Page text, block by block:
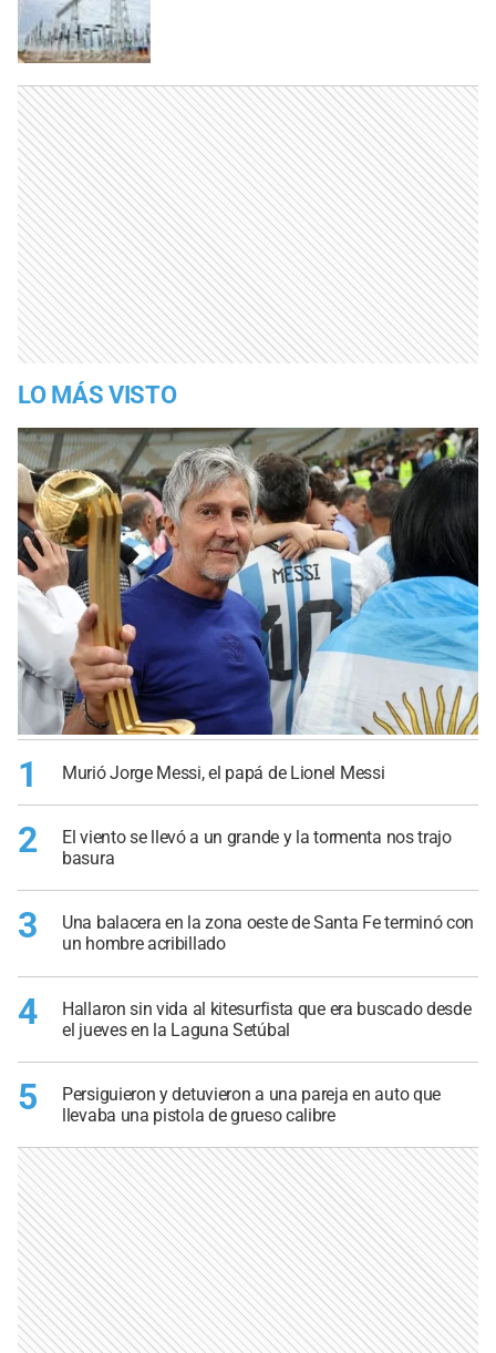
LO MÁS VISTO
1 Murió Jorge Messi, el papá de Lionel Messi
2
El viento se llevó a un grande y la tormenta nos trajo
basura
3
Una balacera en la zona oeste de Santa Fe terminó con
un hombre acribillado
4
Hallaron sin vida al kitesurfista que era buscado desde
el jueves en la Laguna Setúbal
5
Persiguieron y detuvieron a una pareja en auto que
llevaba una pistola de grueso calibre